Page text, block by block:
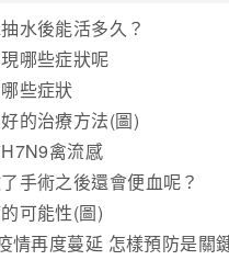
水後能活多久？
哪些症狀呢
些症狀
的治療方法(圖)
禽流感
手術之後還會便血呢？
可能性(圖)
情再度蔓延 怎樣預防是關